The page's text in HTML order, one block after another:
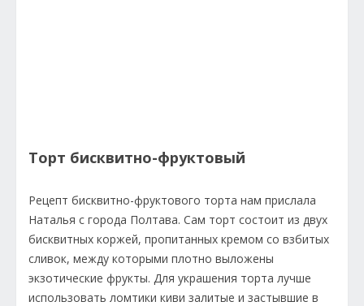
Торт бисквитно-фруктовый
Рецепт бисквитно-фруктового торта нам прислала
Наталья с города Полтава. Сам торт состоит из двух
бисквитных коржей, пропитанных кремом со взбитых
сливок, между которыми плотно выложены
экзотические фрукты. Для украшения торта лучше
использовать ломтики киви залитые и застывшие в